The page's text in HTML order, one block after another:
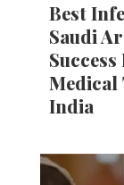
Best
Saudi
Medical
India